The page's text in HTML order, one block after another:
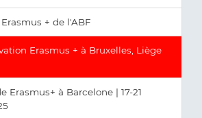
+ de l'ABF
Erasmus + à Bruxelles, Liège
Erasmus+ à Barcelone | 17-21